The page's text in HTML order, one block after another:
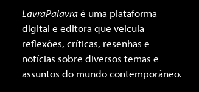
LavraPalavraé uma plataforma
digital e editora que veicula
reflexões, críticas, resenhas e
notícias sobre diversos temas e
assuntos do mundo contemporâneo.